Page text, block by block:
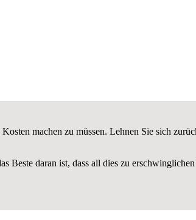
machen zu müssen. Lehnen Sie sich
Beste daran ist, dass all dies zu